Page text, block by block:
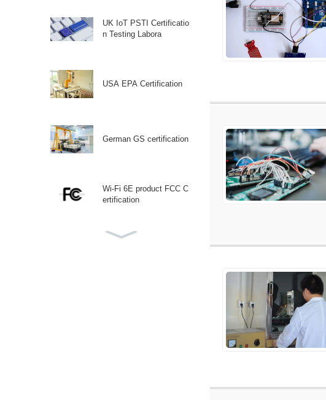
UK IoT PSTI Certificatio
n Testing Labora
USA EPA Certification
German GS certification
Wi-Fi 6E product FCC C
ertification